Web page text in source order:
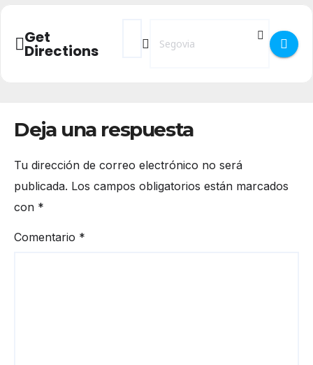
Get
Directions
Address - Paseo La cultura de Segovia
Destination Address - Paseo La
Deja una respuesta
Tu dirección de correo electrónico no será
publicada. Los campos obligatorios están marcados
con *
Comentario *